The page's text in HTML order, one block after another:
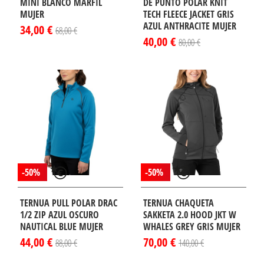
MUJER
34,00 € 68,00 €
TECH FLEECE JACKET GRIS
AZUL ANTHRACITE MUJER
40,00 € 80,00 €
-50%
TERNUA PULL POLAR DRAC
1/2 ZIP AZUL OSCURO
NAUTICAL BLUE MUJER
44,00 € 88,00 €
-50%
TERNUA CHAQUETA
SAKKETA 2.0 HOOD JKT W
WHALES GREY GRIS MUJER
70,00 € 140,00 €